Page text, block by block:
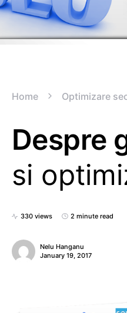
Home Optimizare
Despre
si
330 views 2 minute read
Nelu Hanganu
January 19, 2017